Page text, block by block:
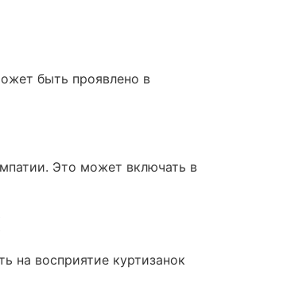
быть проявлено в
Это может включать в
на восприятие куртизанок